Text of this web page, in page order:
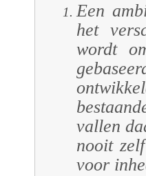
Een
het
wordt
vallen
nooit
voor